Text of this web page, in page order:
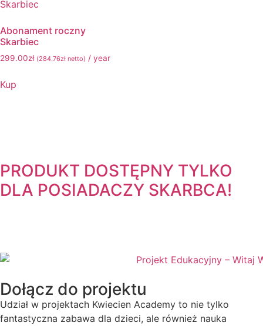
Abonament roczny
Skarbiec
299.00zł (284.76zł netto) / year
Kup
PRODUKT DOSTĘPNY TYLKO
DLA POSIADACZY SKARBCA!
Dołącz do projektu
Udział w projektach Kwiecien Academy to nie tylko
fantastyczna zabawa dla dzieci, ale również nauka